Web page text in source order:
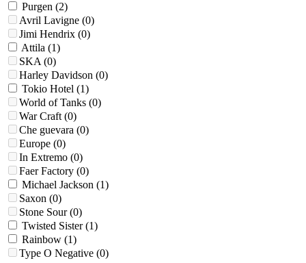
Purgen (2)
Avril Lavigne (0)
Jimi Hendrix (0)
Attila (1)
SKA (0)
Harley Davidson (0)
Tokio Hotel (1)
World of Tanks (0)
War Craft (0)
Che guevara (0)
Europe (0)
In Extremo (0)
Faer Factory (0)
Michael Jackson (1)
Saxon (0)
Stone Sour (0)
Twisted Sister(1)
Rainbow (1)
Type O Negative (0)